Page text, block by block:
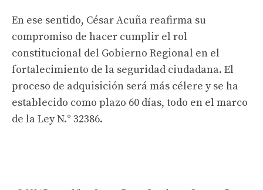
En ese sentido, César Acuña reafirma su
compromiso de hacer cumplir el rol
constitucional del Gobierno Regional en el
fortalecimiento de la seguridad ciudadana. El
proceso de adquisición será más célere y se ha
establecido como plazo 60 días, todo en el marco
de la Ley N.° 32386.